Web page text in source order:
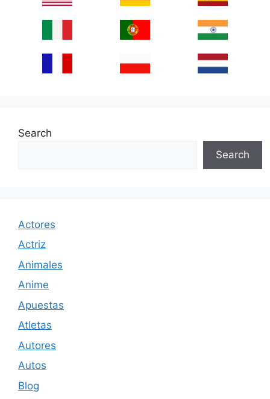
Search
Search
Actores
Actriz
Animales
Anime
Apuestas
Atletas
Autores
Autos
Blog